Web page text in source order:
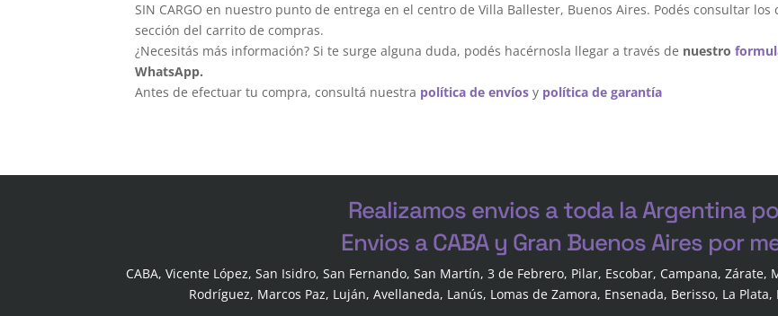
SIN CARGO en nuestro punto de entrega en el centro de Villa Ballester, Buenos Aires. Podés consultar
sección del carrito de compras.
¿Necesitás más información? Si te surge alguna duda, podés hacérnosla llegar a través de nuestro
WhatsApp.
Antes de efectuar tu compra, consultá nuestra política de envíos y política de garantía
Realizamos envios a toda la Argentina
Envios a CABA y Gran Buenos Aires por
CABA, Vicente López, San Isidro, San Fernando, San Martín, 3 de Febrero, Pilar, Escobar, Campana,
Rodríguez, Marcos Paz, Luján, Avellaneda, Lanús, Lomas de Zamora, Ensenada, Berisso, La